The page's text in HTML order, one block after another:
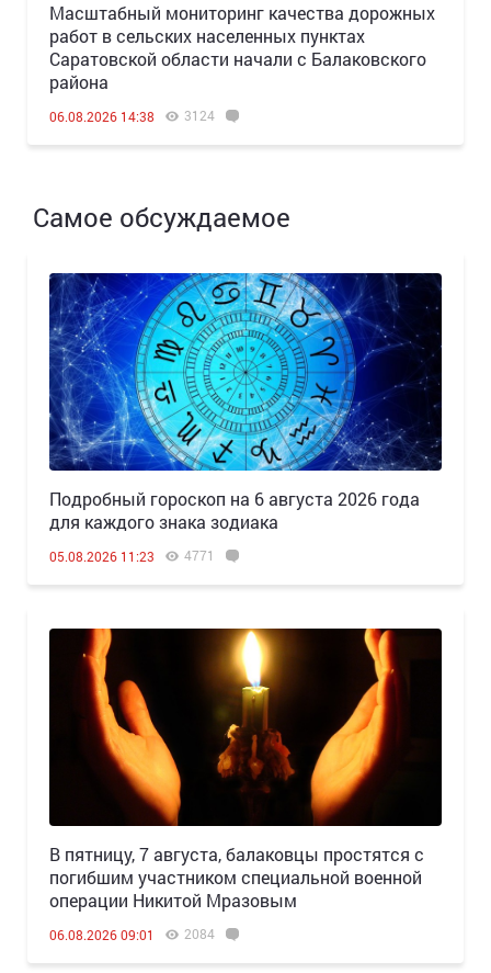
Масштабный мониторинг качества дорожных
работ в сельских населенных пунктах
Саратовской области начали с Балаковского
района
06.08.2026 14:38 3124
Самое обсуждаемое
Подробный гороскоп на 6 августа 2026 года
для каждого знака зодиака
05.08.2026 11:23 4771
В пятницу, 7 августа, балаковцы простятся с
погибшим участником специальной военной
операции Никитой Мразовым
06.08.2026 09:01 2084